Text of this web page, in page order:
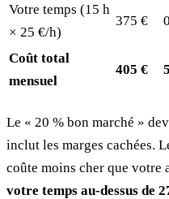
Votre temps (15 h
× 25 €/h)
375 €
Coût total
mensuel
405 €
Le « 20 % bon marché »
inclut les marges cachées.
coûte moins cher que votre
votre temps au-dessus de